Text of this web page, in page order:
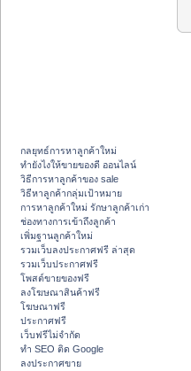
กลยุทธ์การหาลูกค้าใหม่
ทํายังไงให้ขายของดี ออนไลน์
วิธีการหาลูกค้าของ sale
วิธีหาลูกค้ากลุ่มเป้าหมาย
การหาลูกค้าใหม่ รักษาลูกค้าเก่า
ช่องทางการเข้าถึงลูกค้า
เพิ่มฐานลูกค้าใหม่
รวมเว็บลงประกาศฟรี ล่าสุด
รวมเว็บประกาศฟรี
โพสต์ขายของฟรี
ลงโฆษณาสินค้าฟรี
โฆษณาฟรี
ประกาศฟรี
เว็บฟรีไม่จำกัด
ทำ SEO ติด Google
ลงประกาศขาย